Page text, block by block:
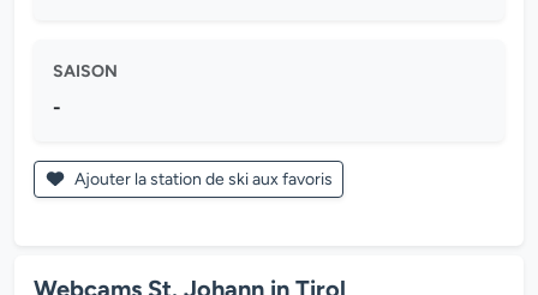
SAISON
-
Ajouter la station de ski aux favoris
Webcams St. Johann in Tirol